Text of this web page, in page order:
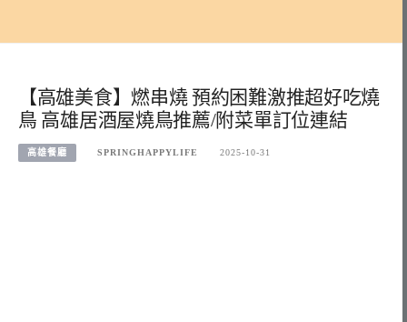
【高雄美食】燃串燒 預約困難激推超好吃燒
鳥 高雄居酒屋燒鳥推薦/附菜單訂位連結
高雄餐廳 SPRINGHAPPYLIFE 2025-10-31